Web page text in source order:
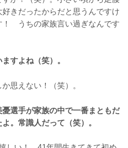
きだったからだと思うんですけ
！ うちの家族言い過ぎなんです
すよね（笑）。
思えない！（笑）。
選手が家族の中で一番まともだ
。常識人だって（笑）。